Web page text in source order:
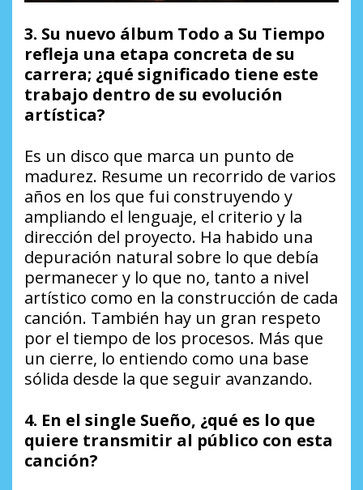
3. Su nuevo álbum Todo a Su Tiempo
refleja una etapa concreta de su
carrera; ¿qué significado tiene este
trabajo dentro de su evolución
artística?
Es un disco que marca un punto de
madurez. Resume un recorrido de varios
años en los que fui construyendo y
ampliando el lenguaje, el criterio y la
dirección del proyecto. Ha habido una
depuración natural sobre lo que debía
permanecer y lo que no, tanto a nivel
artístico como en la construcción de cada
canción. También hay un gran respeto
por el tiempo de los procesos. Más que
un cierre, lo entiendo como una base
sólida desde la que seguir avanzando.
4. En el single Sueño, ¿qué es lo que
quiere transmitir al público con esta
canción?